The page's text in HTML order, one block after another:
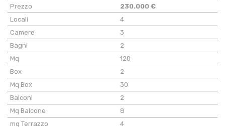
Prezzo
230.000 €
Locali
4
Camere
3
Bagni
2
Mq
120
Box
2
Mq Box
30
Balconi
2
Mq Balcone
8
mq Terrazzo
4